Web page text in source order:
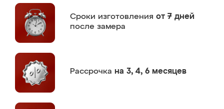
Сроки изготовления от 7 дней
после замера
Рассрочка на 3, 4, 6 месяцев